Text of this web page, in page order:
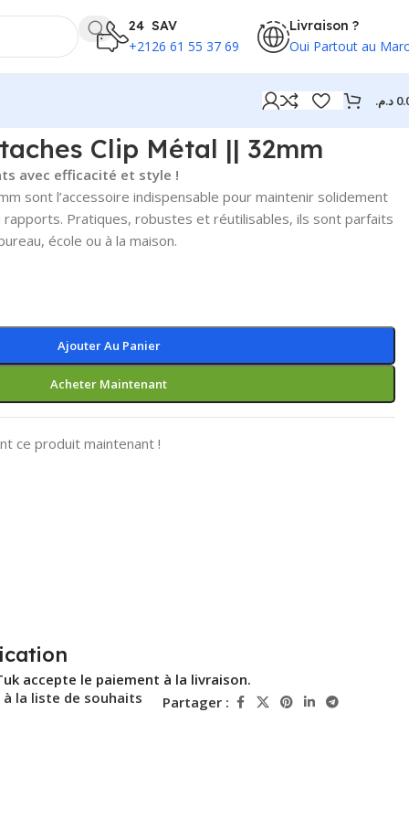
24 SAV
+2126 61 55 37 69
Livraison ?
Oui Partout au
د.م.
Clip Métal || 32mm
avec efficacité et style !
sont l’accessoire indispensable pour maintenir solidement
Pratiques, robustes et réutilisables, ils sont parfaits
école ou à la maison.
Ajouter Au Panier
Acheter Maintenant
ce produit maintenant !
accepte le paiement à la livraison.
la liste de souhaits
Partager :